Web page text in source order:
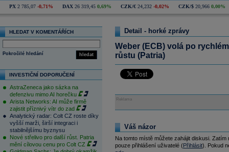
PX 2 785,07 -0,71% DAX 26 319,45 0,69% CZK/€ 24,232 -0,02% CZK/$ 20,966 0,00%
HLEDAT V KOMENTÁŘÍCH
hledat
Pokročilé hledání
INVESTIČNÍ DOPORUČENÍ
AstraZeneca jako sázka na
defenzivu mimo AI horečku
Arista Networks: AI může firmě
zajistit příznivý vítr do zad
Analytický radar: Colt CZ roste díky
vyšší marži, širší integraci i
stabilnějšímu byznysu
Nové střelivo pro další růst. Patria
mění cílovou cenu pro Colt CZ
Detail - horké zprávy
Weber (ECB) volá po
růstu (Patria)
Reklama
Váš názor
Na tomto místě můžete zahájit diskusi.
pouze přihlášení uživatelé (Přihlásit). Pokud